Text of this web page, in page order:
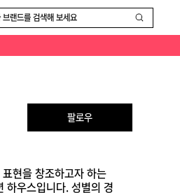
있습니다.
브랜드를 검색해 보세요
팔로우
현을 창조하고자 하는
우스입니다. 성별의 경